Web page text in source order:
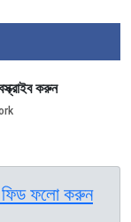
করুন
ফলো করুন